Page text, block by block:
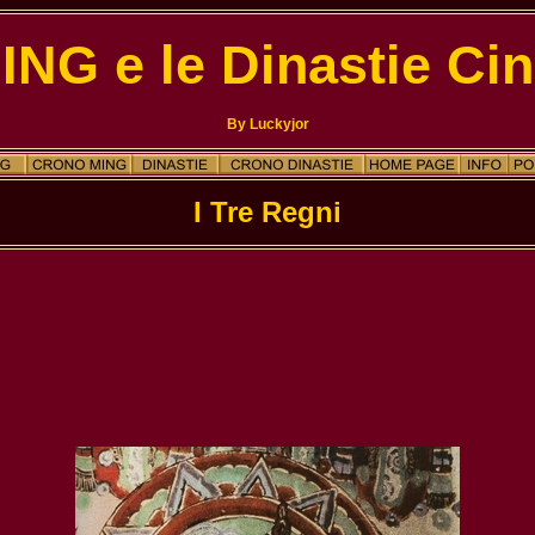
e le Dinastie
By Luckyjor
I Tre Regni